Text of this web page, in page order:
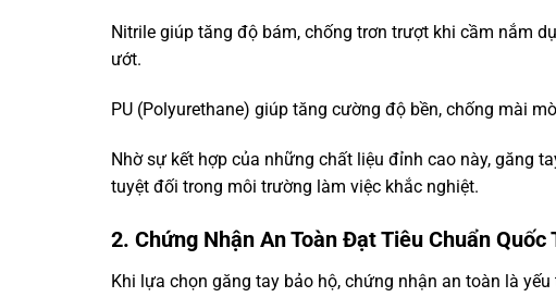
Nitrile giúp tăng độ bám, chống trơn trượt khi cầm nắm
ướt.
PU (Polyurethane) giúp tăng cường độ bền, chống mài
Nhờ sự kết hợp của những chất liệu đỉnh cao này, găng
tuyệt đối trong môi trường làm việc khắc nghiệt.
2. Chứng Nhận An Toàn Đạt Tiêu Chuẩn Quốc
Khi lựa chọn găng tay bảo hộ, chứng nhận an toàn là